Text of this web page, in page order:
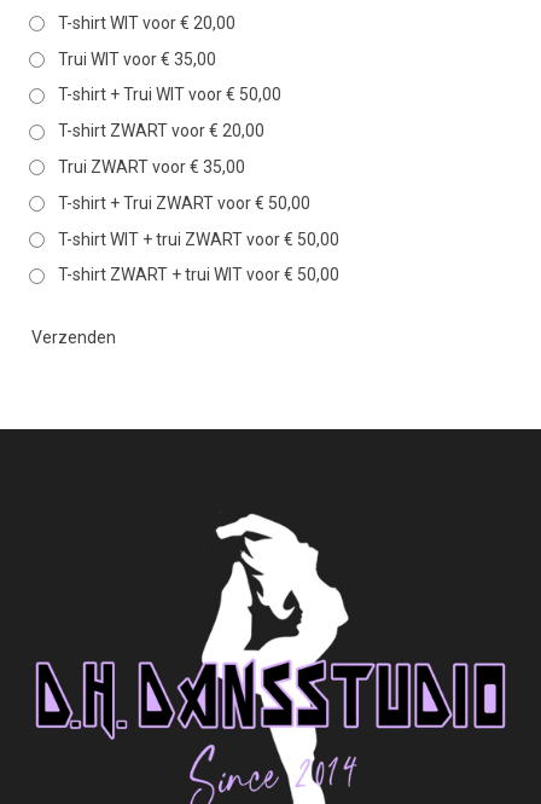
T-shirt WIT voor € 20,00
Trui WIT voor € 35,00
T-shirt + Trui WIT voor € 50,00
T-shirt ZWART voor € 20,00
Trui ZWART voor € 35,00
T-shirt + Trui ZWART voor € 50,00
T-shirt WIT + trui ZWART voor € 50,00
T-shirt ZWART + trui WIT voor € 50,00
Verzenden